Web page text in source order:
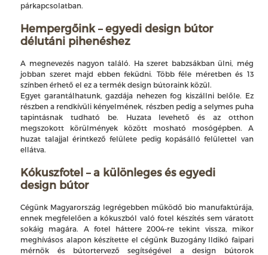
párkapcsolatban.
Hempergőink – egyedi design bútor
délutáni pihenéshez
A megnevezés nagyon találó. Ha szeret babzsákban ülni, még
jobban szeret majd ebben feküdni. Több féle méretben és 13
színben érhető el ez a termék design bútoraink közül.
Egyet garantálhatunk, gazdája nehezen fog kiszállni belőle. Ez
részben a rendkívüli kényelmének, részben pedig a selymes puha
tapintásnak tudható be. Huzata levehető és az otthon
megszokott körülmények között mosható mosógépben. A
huzat talajjal érintkező felülete pedig kopásálló felülettel van
ellátva.
Kókuszfotel – a különleges és egyedi
design bútor
Cégünk Magyarország legrégebben működő bio manufaktúrája,
ennek megfelelően a kókuszból való fotel készítés sem váratott
sokáig magára. A fotel háttere 2004-re tekint vissza, mikor
meghívásos alapon készítette el cégünk Buzogány Ildikó faipari
mérnök és bútortervező segítségével a design bútorok